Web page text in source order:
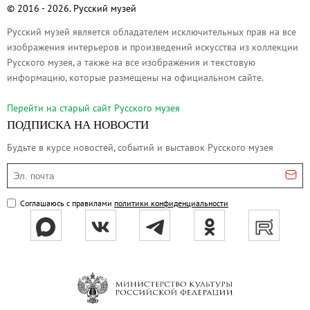
Русское искусство второй половины
Русское народное искусство XVII-XXI
Будущие выставки
Выездные выставки
Михаил Нестеров
Архив выставок
Степан Эрьзя – скульптор мира. К
Эпоха Императора Александра III и её
Русская традиция
Наш авангард
Посетителям
Справочная информация
© 2016 - 2026. Русский музей
Русский музей является обладателем исключительных прав на все
изображения интерьеров и произведений искусства из коллекции
Русского музея, а также на все изображения и текстовую
информацию, которые размещены на официальном сайте.
Перейти на cтарый сайт Русского музея
ПОДПИСКА НА НОВОСТИ
Будьте в курсе новостей, событий и выставок Русского музея
Эл. почта
Соглашаюсь с правилами политики конфиденциальности